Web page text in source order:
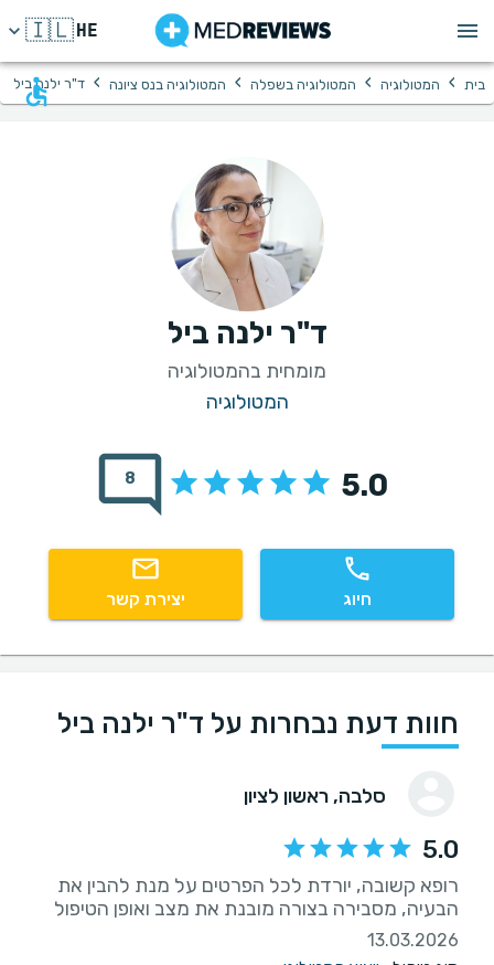
HE
🇮🇱
בית › המטולוגיה › המטולוגיה בשפלה › המטולוגיה בנס ציונה › ד"ר ילנה ביל
ד"ר ילנה ביל
מומחית בהמטולוגיה
המטולוגיה
5.0
8
חיוג יצירת קשר
חוות דעת נבחרות על ד"ר ילנה ביל
סלבה, ראשון לציון
5.0
רופא קשובה, יורדת לכל הפרטים על מנת להבין את
הבעיה, מסבירה בצורה מובנת את מצב ואופן הטיפול
13.03.2026